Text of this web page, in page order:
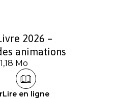
2026 –
animations
Mo
Lire en ligne